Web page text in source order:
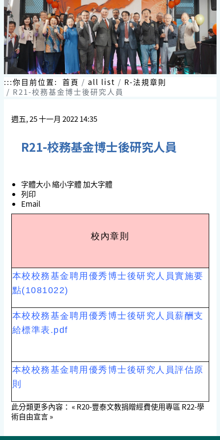
跳
到
主
要
內
容
區
塊
:::你目前位置: 首頁 all list
R-法規章則
R21-校務基金博士後研究人員
週五, 25 十一月 2022 14:35
R21-校務基金博士後研究人員
字體大小縮小字體加大字體
列印
Email
校內章則
本校校務基金聘用優秀博士後研究人員實施要
點(1081022)
本校校務基金聘用優秀博士後研究人員薪酬支
給標準表.pdf
本校校務基金聘用優秀博士後研究人員評估原
則
此分類更多內容： « R20-豐泰文教捐贈經費使用專區 R22-學
術自由宣言 »